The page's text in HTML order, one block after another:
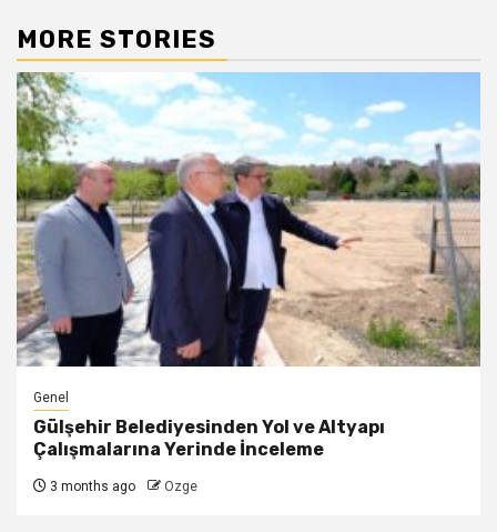
MORE STORIES
Genel
Gülşehir Belediyesinden Yol ve Altyapı
Çalışmalarına Yerinde İnceleme
3 months ago Ozge